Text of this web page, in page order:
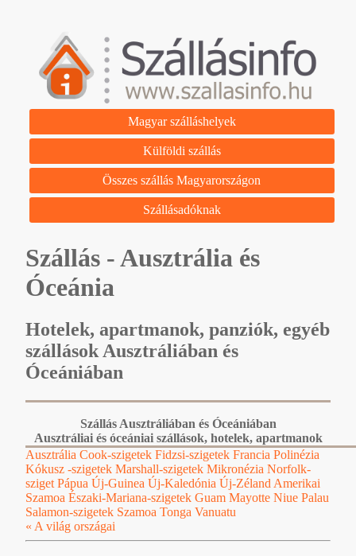
Magyar szálláshelyek
Külföldi szállás
Összes szállás Magyarországon
Szállásadóknak
Szállás - Ausztrália és
Óceánia
Hotelek, apartmanok, panziók, egyéb
szállások Ausztráliában és
Óceániában
Szállás Ausztráliában és Óceániában
Ausztráliai és óceániai szállások, hotelek, apartmanok
Ausztrália Cook-szigetek Fidzsi-szigetek Francia Polinézia
Kókusz -szigetek Marshall-szigetek Mikronézia Norfolk-
sziget Pápua Új-Guinea Új-Kaledónia Új-Zéland Amerikai
Szamoa Északi-Mariana-szigetek Guam Mayotte Niue Palau
Salamon-szigetek Szamoa Tonga Vanuatu
« A világ országai